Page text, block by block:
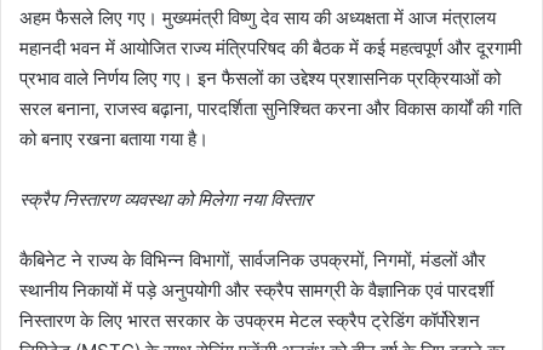
अहम फैसले लिए गए। मुख्यमंत्री विष्णु देव साय की अध्यक्षता में आज मंत्रालय
महानदी भवन में आयोजित राज्य मंत्रिपरिषद की बैठक में कई महत्वपूर्ण और दूरगामी
प्रभाव वाले निर्णय लिए गए। इन फैसलों का उद्देश्य प्रशासनिक प्रक्रियाओं को
सरल बनाना, राजस्व बढ़ाना, पारदर्शिता सुनिश्चित करना और विकास कार्यों की गति
को बनाए रखना बताया गया है।
स्क्रैप निस्तारण व्यवस्था को मिलेगा नया विस्तार
कैबिनेट ने राज्य के विभिन्न विभागों, सार्वजनिक उपक्रमों, निगमों, मंडलों और
स्थानीय निकायों में पड़े अनुपयोगी और स्क्रैप सामग्री के वैज्ञानिक एवं पारदर्शी
निस्तारण के लिए भारत सरकार के उपक्रम मेटल स्क्रैप ट्रेडिंग कॉर्पोरेशन